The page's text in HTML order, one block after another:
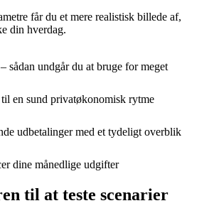
får du et mere realistisk billede af,
din hverdag.
sådan undgår du at bruge for meget
en sund privatøkonomisk rytme
udbetalinger med et tydeligt overblik
dine månedlige udgifter
til at teste scenarier